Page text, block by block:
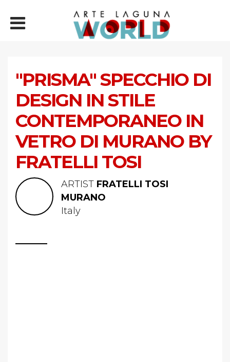
"PRISMA" SPECCHIO DI
DESIGN IN STILE
CONTEMPORANEO IN
VETRO DI MURANO BY
FRATELLI TOSI
ARTIST FRATELLI TOSI
MURANO
Italy